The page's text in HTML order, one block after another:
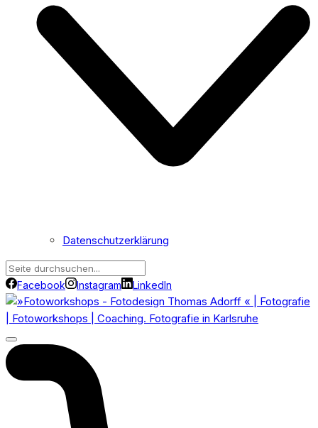
Datenschutzerklärung
Facebook Instagram LinkedIn